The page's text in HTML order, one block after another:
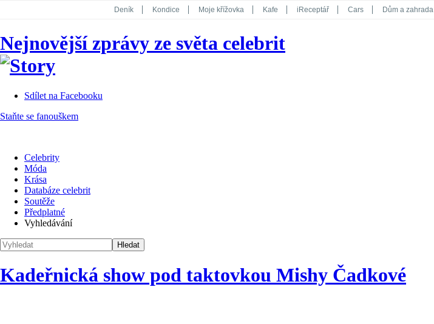
Deník Kondice Moje křížovka Kafe iReceptář Cars Dům a zahrada
Koktejl
Nejnovější zprávy ze světa celebrit
Sdílet na Facebooku
Staňte se fanouškem
Celebrity
Móda
Krása
Databáze celebrit
Soutěže
Předplatné
Vyhledávání
Kadeřnická show pod taktovkou Mishy Čadkové